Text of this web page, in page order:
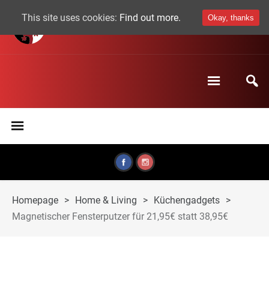
Homepage > Home & Living > Küchengadgets >
Magnetischer Fensterputzer für 21,95€ statt 38,95€
This site uses cookies: Find out more. Okay, thanks